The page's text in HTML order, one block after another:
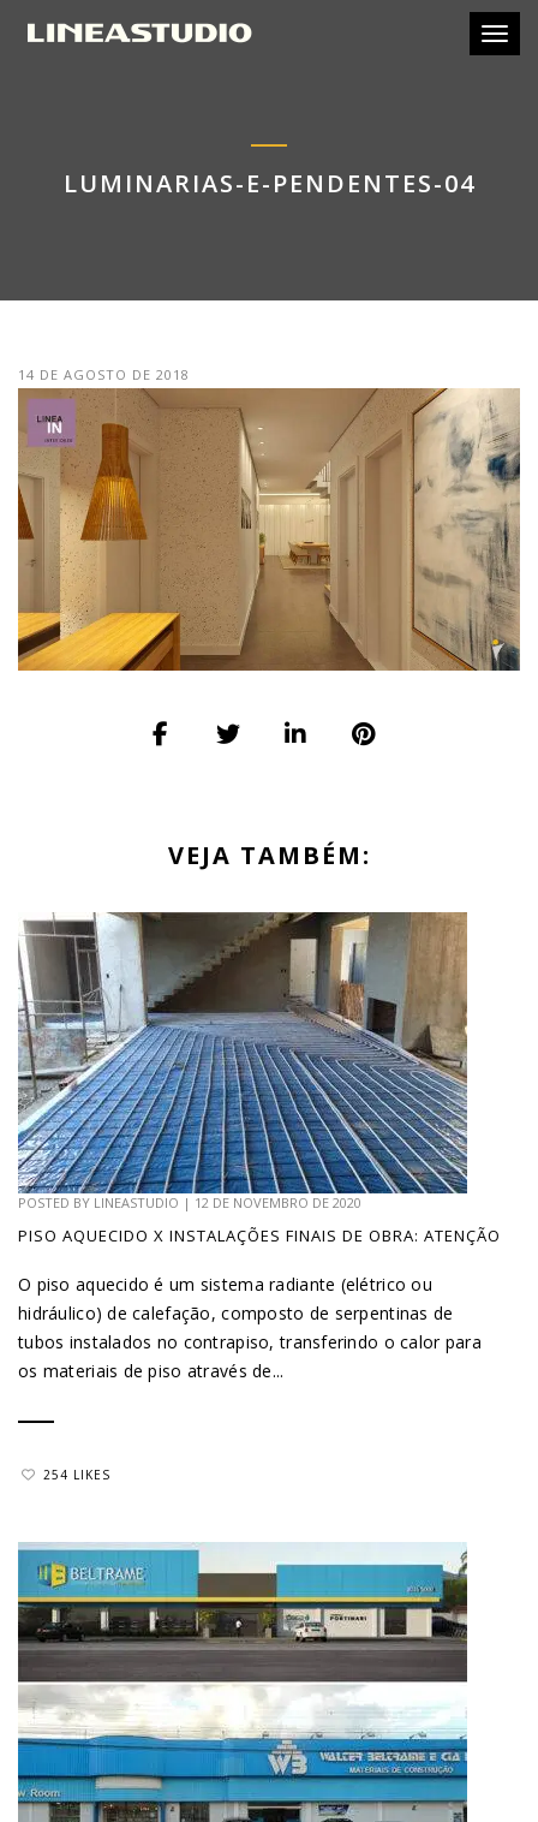
LUMINARIAS-E-PENDENTES-04
14 DE AGOSTO DE 2018
VEJA TAMBÉM:
POSTED BY LINEASTUDIO | 12 DE NOVEMBRO DE 2020
PISO AQUECIDO X INSTALAÇÕES FINAIS DE OBRA: ATENÇÃO
O piso aquecido é um sistema radiante (elétrico ou
hidráulico) de calefação, composto de serpentinas de
tubos instalados no contrapiso, transferindo o calor para
os materiais de piso através de...
254 LIKES